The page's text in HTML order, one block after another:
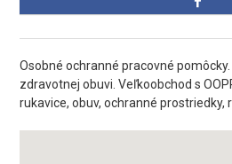
Osobné ochranné pracovné
zdravotnej obuvi. Veľkoobchod s
rukavice, obuv, ochranné prostriedky,